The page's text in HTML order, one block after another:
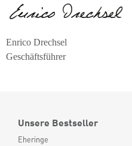
Enrico Drechsel
Geschäftsführer
Unsere Bestseller
Eheringe